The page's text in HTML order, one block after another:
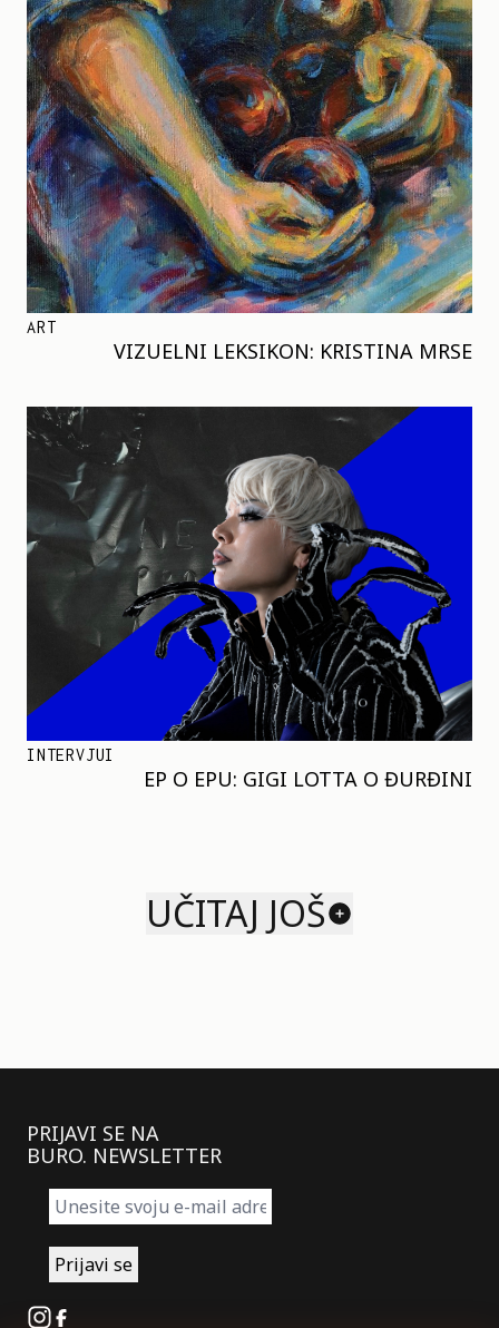
ART
VIZUELNI LEKSIKON: KRISTINA MRSE
INTERVJUI
EP O EPU: GIGI LOTTA O ĐURĐINI
UČITAJ JOŠ
PRIJAVI SE NA
BURO. NEWSLETTER
Instagram
Facebook